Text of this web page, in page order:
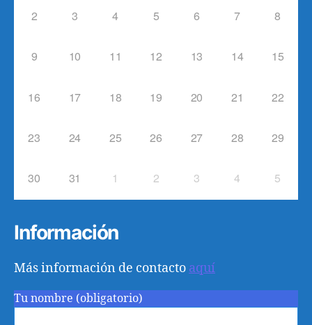
2 3 4 5 6 7 8
9 10 11 12 13 14 15
16 17 18 19 20 21 22
23 24 25 26 27 28 29
30 31 1 2 3 4 5
Información
Más información de contacto aquí
Tu nombre (obligatorio)